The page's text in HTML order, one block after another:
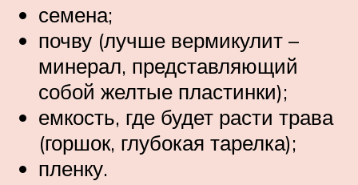
семена;
почву (лучше вермикулит –
минерал, представляющий
собой желтые пластинки);
емкость, где будет расти трава
(горшок, глубокая тарелка);
пленку.